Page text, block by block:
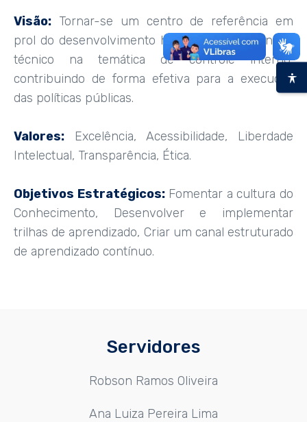
Visão: Tornar-se um centro de referência em
prol do desenvolvimento humano, institucional e
técnico na temática de controle interno,
contribuindo de forma efetiva para a execução
das políticas públicas.
Valores: Excelência, Acessibilidade, Liberdade
Intelectual, Transparência, Ética.
Objetivos Estratégicos:Fomentar a cultura do
Conhecimento, Desenvolver e implementar
trilhas de aprendizado, Criar um canal estruturado
de aprendizado contínuo.
Servidores
Robson Ramos Oliveira
Ana Luiza Pereira Lima